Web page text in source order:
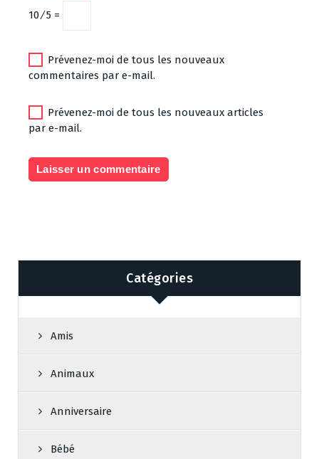
10 ⁄ 5 =
Prévenez-moi de tous les nouveaux
commentaires par e-mail.
Prévenez-moi de tous les nouveaux articles
par e-mail.
Catégories
Amis
Animaux
Anniversaire
Bébé